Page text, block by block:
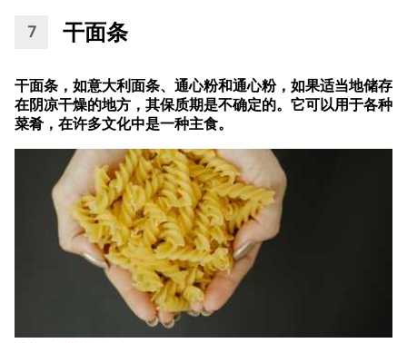
干面条
干面条，如意大利面条、通心粉和通心粉，如果适当地储存
在阴凉干燥的地方，其保质期是不确定的。它可以用于各种
菜肴，在许多文化中是一种主食。